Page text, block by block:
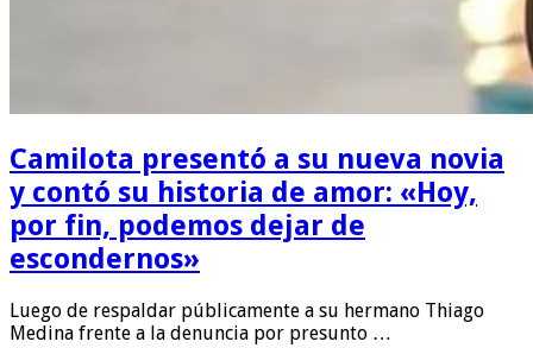
Camilota presentó a su nueva novia
y contó su historia de amor: «Hoy,
por fin, podemos dejar de
escondernos»
Luego de respaldar públicamente a su hermano Thiago
Medina frente a la denuncia por presunto …